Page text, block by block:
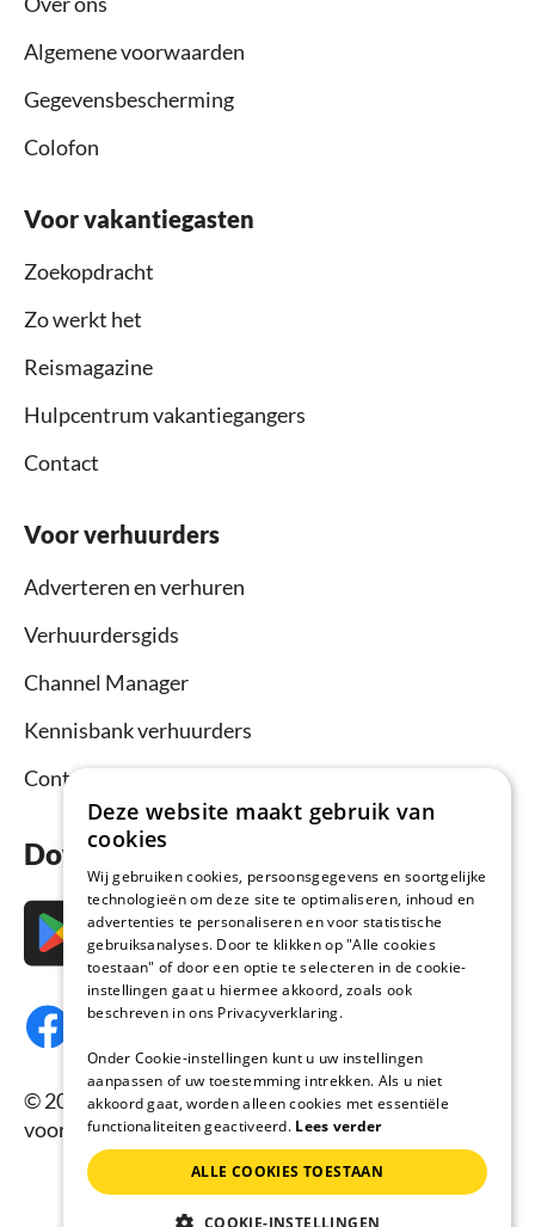
Algemene voorwaarden
Gegevensbescherming
Colofon
Voor vakantiegasten
Zoekopdracht
Zo werkt het
Reismagazine
Hulpcentrum vakantiegangers
Contact
Voor verhuurders
Adverteren en verhuren
Verhuurdersgids
Channel Manager
Kennisbank verhuurders
Contact
Download nu de app
© 2026 Vakantiehuisnu.nl, Alle rechten
voorbehouden.
Deze website maakt gebruik van
cookies
Wij gebruiken cookies, persoonsgegevens en soortgelijke
technologieën om deze site te optimaliseren, inhoud en
advertenties te personaliseren en voor statistische
gebruiksanalyses. Door te klikken op "Alle cookies
toestaan" of door een optie te selecteren in de cookie-
instellingen gaat u hiermee akkoord, zoals ook
beschreven in ons Privacyverklaring.
Onder Cookie-instellingen kunt u uw instellingen
aanpassen of uw toestemming intrekken. Als u niet
akkoord gaat, worden alleen cookies met essentiële
functionaliteiten geactiveerd. Lees verder
ALLE COOKIES TOESTAAN
COOKIE-INSTELLINGEN